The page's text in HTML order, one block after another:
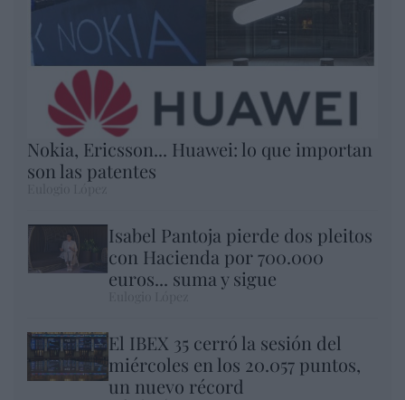
Nokia, Ericsson... Huawei: lo que importan
son las patentes
Isabel Pantoja pierde dos pleitos
con Hacienda por 700.000
euros... suma y sigue
El IBEX 35 cerró la sesión del
miércoles en los 20.057 puntos,
un nuevo récord